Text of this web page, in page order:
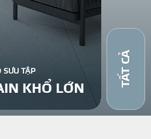
SƯU TẬP
KHỔ LỚN
TẤT CẢ